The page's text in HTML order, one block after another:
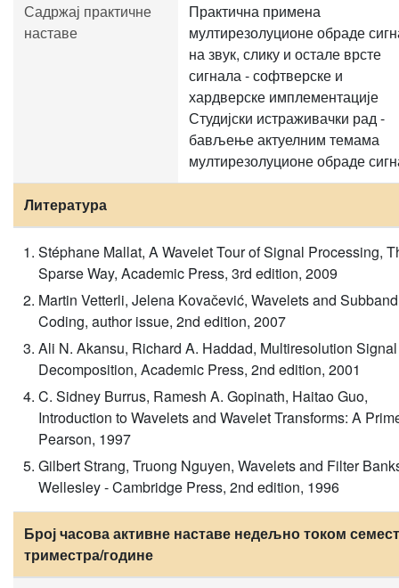
Садржај практичне
наставе
Практична примена
мултирезолуционе обраде
на звук, слику и остале врсте
сигнала - софтверске и
хардверске имплементације
Студијски истраживачки рад -
бављење актуелним темама
мултирезолуционе обраде
Литература
Stéphane Mallat, A Wavelet Tour of Signal Processing,
Sparse Way, Academic Press, 3rd edition, 2009
Martin Vetterli, Jelena Kovačević, Wavelets and Subband
Coding, author issue, 2nd edition, 2007
Ali N. Akansu, Richard A. Haddad, Multiresolution Signal
Decomposition, Academic Press, 2nd edition, 2001
C. Sidney Burrus, Ramesh A. Gopinath, Haitao Guo,
Introduction to Wavelets and Wavelet Transforms: A
Pearson, 1997
Gilbert Strang, Truong Nguyen, Wavelets and Filter
Wellesley - Cambridge Press, 2nd edition, 1996
Број часова активне наставе недељно током
триместра/године